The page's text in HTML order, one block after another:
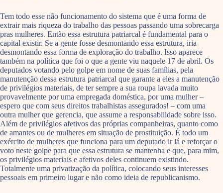
Tem todo esse não funcionamento do sistema que é uma forma de
extrair mais riqueza do trabalho das pessoas passando uma sobrecarga
pras mulheres. Então essa estrutura patriarcal é fundamental para o
capital existir. Se a gente fosse desmontando essa estrutura, iria
desmontando essa forma de exploração do trabalho. Isso aparece
também na política que foi o que a gente viu naquele 17 de abril. Os
deputados votando pelo golpe em nome de suas famílias, pela
manutenção dessa estrutura patriarcal que garante a eles a manutenção
de privilégios materiais, de ter sempre a sua roupa lavada muito
provavelmente por uma empregada doméstica, por uma mulher –
espero que com seus direitos trabalhistas assegurados! – com uma
outra mulher que gerencia, que assume a responsabilidade sobre isso.
Além de privilégios afetivos das próprias companheiras, quanto como
de amantes ou de mulheres em situação de prostituição. É todo um
exército de mulheres que funciona para um deputado ir lá e reforçar o
voto neste golpe para que essa estrutura se mantenha e que, para mim,
os privilégios materiais e afetivos deles continuem existindo.
Totalmente uma privatização da política, colocando seus interesses
pessoais em primeiro lugar e não como ideia de republicanismo.